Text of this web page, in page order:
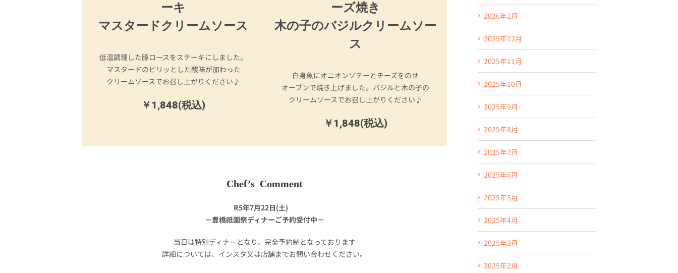
ーキ
マスタードクリームソース
低温調理した豚ロースをステーキにしました。
マスタードのピリッとした酸味が加わった
クリームソースでお召し上がりください♪
￥1,848(税込)
ーズ焼き
木の子のバジルクリームソー
ス
白身魚にオニオンソテーとチーズをのせ
オーブンで焼き上げました。バジルと木の子の
クリームソースでお召し上がりください♪
￥1,848(税込)
Chef’s Comment
R5年7月22日(土)
－豊橋祇園祭ディナーご予約受付中－
当日は特別ディナーとなり、完全予約制となっております
詳細については、インスタ又は店舗までお問い合わせください。
2026年1月
2025年12月
2025年11月
2025年10月
2025年9月
2025年8月
2025年7月
2025年6月
2025年5月
2025年4月
2025年3月
2025年2月